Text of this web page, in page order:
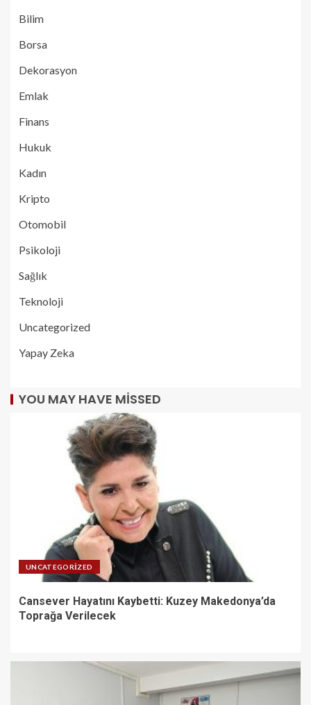
Bilim
Borsa
Dekorasyon
Emlak
Finans
Hukuk
Kadın
Kripto
Otomobil
Psikoloji
Sağlık
Teknoloji
Uncategorized
Yapay Zeka
YOU MAY HAVE MISSED
UNCATEGORIZED
Cansever Hayatını Kaybetti: Kuzey Makedonya’da
Toprağa Verilecek